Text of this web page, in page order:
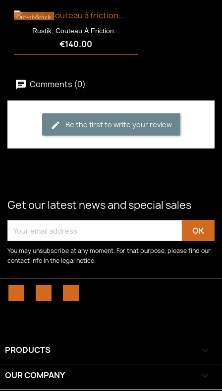
Rustik, Couteau À Friction...
€140.00
Out-of-Stock
Comments (0)
Be the first to write your review
Get our latest news and special sales
You may unsubscribe at any moment. For that purpose, please find our
contact info in the legal notice.
PRODUCTS 
OUR COMPANY 